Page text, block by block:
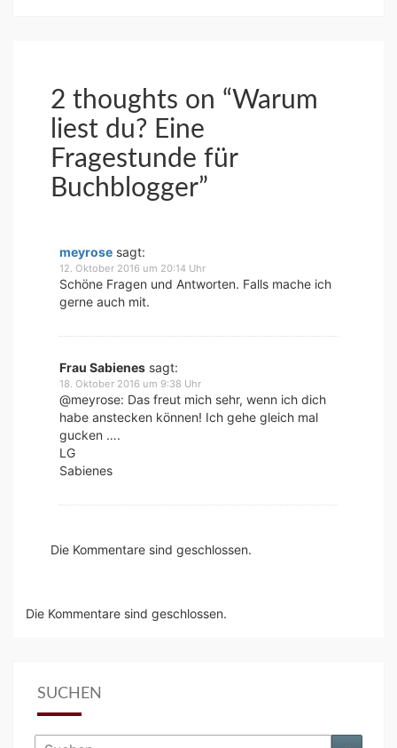
2 thoughts on “Warum
liest du? Eine
Fragestunde für
Buchblogger”
meyrose sagt:
12. Oktober 2016 um 20:14 Uhr
Schöne Fragen und Antworten. Falls mache ich
gerne auch mit.
Frau Sabienes sagt:
18. Oktober 2016 um 9:38 Uhr
@meyrose: Das freut mich sehr, wenn ich dich
habe anstecken können! Ich gehe gleich mal
gucken ….
LG
Sabienes
Die Kommentare sind geschlossen.
Die Kommentare sind geschlossen.
SUCHEN
Suchen